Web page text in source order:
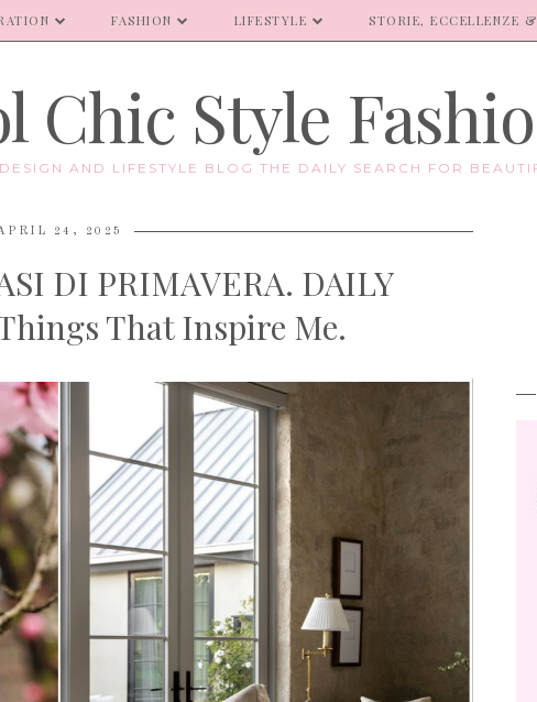
FASHION LIFESTYLE STORIE, ECCELLENZE
Chic Style
AND LIFESTYLE BLOG THE DAILY SEARCH FOR
24, 2025
DI PRIMAVERA. DAILY
That Inspire Me.